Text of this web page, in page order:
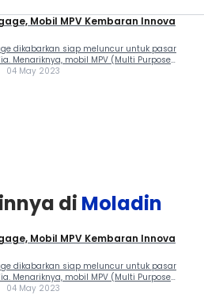
Mobil MPV Kembaran Innova
dikabarkan siap meluncur untuk pasar
Menariknya, mobil MPV (Multi Purpose
ini digadang-gadang sebagai kembaran
04 May 2023
di Moladin
Mobil MPV Kembaran Innova
dikabarkan siap meluncur untuk pasar
Menariknya, mobil MPV (Multi Purpose
ini digadang-gadang sebagai kembaran
04 May 2023